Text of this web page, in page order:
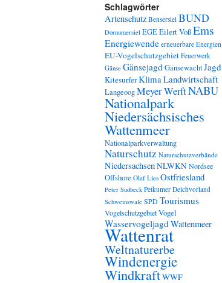
Schlagwörter
Artenschutz Bensersiel BUND
Dornumersiel EGEEilert VoßEms
Energiewende erneuerbare Energien
EU-Vogelschutzgebiet Feuerwerk
Gänse GänsejagdGänsewachtJagd
KitesurferKlimaLandwirtschaft
LangeoogMeyer WerftNABU
Nationalpark
Niedersächsisches
Wattenmeer
Nationalparkverwaltung
Naturschutz Naturschutzverbände
NiedersachsenNLWKNNordsee
Offshore Olaf Lies Ostfriesland
Peter Südbeck Petkumer Deichvorland
Schweinswale SPDTourismus
VogelschutzgebietVögel
WasservogeljagdWattenmeer
Wattenrat
Weltnaturerbe
Windenergie
WindkraftWWF